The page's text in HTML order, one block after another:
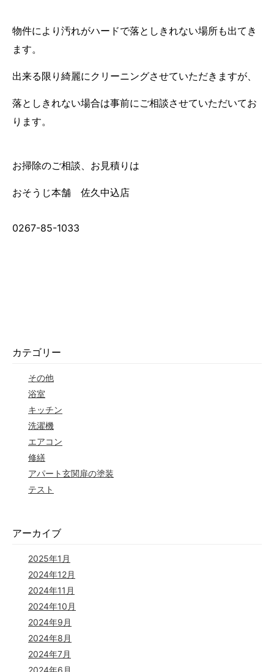
物件により汚れがハードで落としきれない場所も出てき
ます。
出来る限り綺麗にクリーニングさせていただきますが、
落としきれない場合は事前にご相談させていただいてお
ります。
お掃除のご相談、お見積りは
おそうじ本舗 佐久中込店
0267-85-1033
カテゴリー
その他
浴室
キッチン
洗濯機
エアコン
修繕
アパート玄関扉の塗装
テスト
アーカイブ
2025年1月
2024年12月
2024年11月
2024年10月
2024年9月
2024年8月
2024年7月
2024年6月